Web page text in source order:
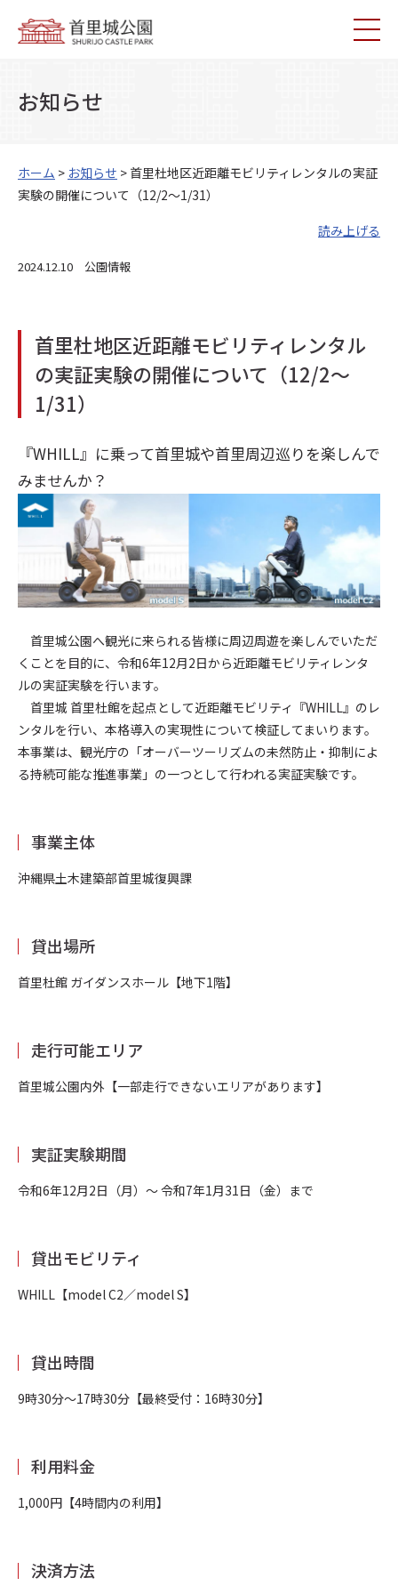
お知らせ
ホーム > お知らせ > 首里杜地区近距離モビリティレンタルの実証
実験の開催について（12/2～1/31）
読み上げる
2024.12.10 公園情報
首里杜地区近距離モビリティレンタル
の実証実験の開催について（12/2～
1/31）
『WHILL』に乗って首里城や首里周辺巡りを楽しんで
みませんか？
首里城公園へ観光に来られる皆様に周辺周遊を楽しんでいただ
くことを目的に、令和6年12月2日から近距離モビリティレンタ
ルの実証実験を行います。
首里城 首里杜館を起点として近距離モビリティ『WHILL』のレ
ンタルを行い、本格導入の実現性について検証してまいります。
本事業は、観光庁の「オーバーツーリズムの未然防止・抑制によ
る持続可能な推進事業」の一つとして行われる実証実験です。
事業主体
沖縄県土木建築部首里城復興課
貸出場所
首里杜館 ガイダンスホール【地下1階】
走行可能エリア
首里城公園内外【一部走行できないエリアがあります】
実証実験期間
令和6年12月2日（月）～ 令和7年1月31日（金）まで
貸出モビリティ
WHILL【model C2／model S】
貸出時間
9時30分～17時30分【最終受付：16時30分】
利用料金
1,000円【4時間内の利用】
決済方法